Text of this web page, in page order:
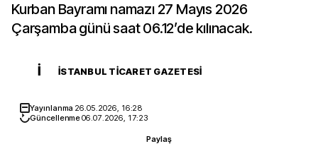
Kurban Bayramı namazı 27 Mayıs 2026
Çarşamba günü saat 06.12’de kılınacak.
İ İSTANBUL TICARET GAZETESI
Yayınlanma 26.05.2026, 16:28
Güncellenme06.07.2026, 17:23
Paylaş